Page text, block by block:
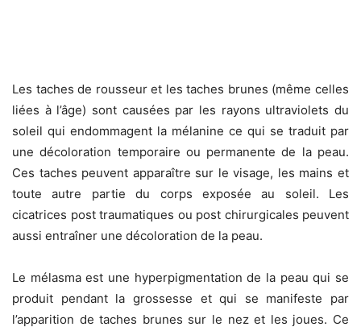
Les taches de rousseur et les taches brunes (même celles
liées à l’âge) sont causées par les rayons ultraviolets du
soleil qui endommagent la mélanine ce qui se traduit par
une décoloration temporaire ou permanente de la peau.
Ces taches peuvent apparaître sur le visage, les mains et
toute autre partie du corps exposée au soleil. Les
cicatrices post traumatiques ou post chirurgicales peuvent
aussi entraîner une décoloration de la peau.
Le mélasma est une hyperpigmentation de la peau qui se
produit pendant la grossesse et qui se manifeste par
l’apparition de taches brunes sur le nez et les joues. Ce